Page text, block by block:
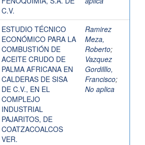
C.V.
ESTUDIO TÉCNICO
ECONÓMICO PARA LA
COMBUSTIÓN DE
ACEITE CRUDO DE
PALMA AFRICANA EN
CALDERAS DE SISA
DE C.V., EN EL
COMPLEJO
INDUSTRIAL
PAJARITOS, DE
COATZACOALCOS
VER.
Ramirez
Meza,
Roberto;
Vazquez
Gordilllo,
Francisco;
No aplica